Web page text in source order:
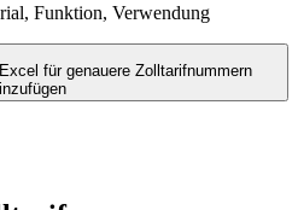
Funktion, Verwendung
für genauere Zolltarifnummern